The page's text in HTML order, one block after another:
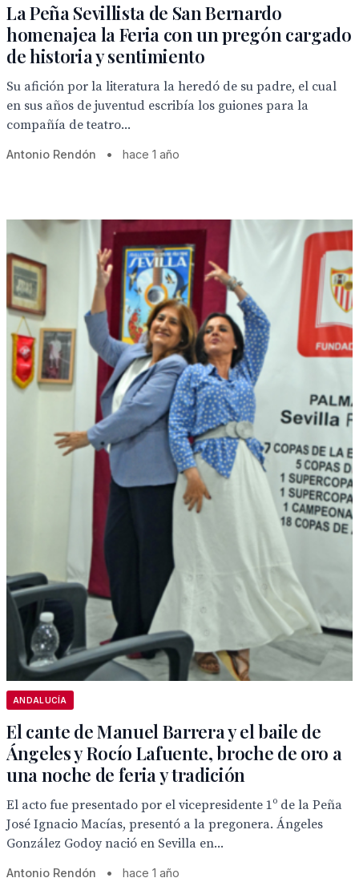
La Peña Sevillista de San Bernardo
homenajea la Feria con un pregón cargado
de historia y sentimiento
Su afición por la literatura la heredó de su padre, el cual
en sus años de juventud escribía los guiones para la
compañía de teatro...
Antonio Rendón • hace 1 año
ANDALUCÍA
El cante de Manuel Barrera y el baile de
Ángeles y Rocío Lafuente, broche de oro a
una noche de feria y tradición
El acto fue presentado por el vicepresidente 1º de la Peña
José Ignacio Macías, presentó a la pregonera. Ángeles
González Godoy nació en Sevilla en...
Antonio Rendón • hace 1 año